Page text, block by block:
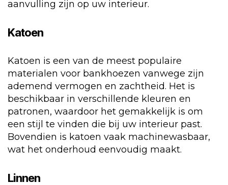
aanvulling zijn op uw interieur.
Katoen
Katoen is een van de meest populaire
materialen voor bankhoezen vanwege zijn
ademend vermogen en zachtheid. Het is
beschikbaar in verschillende kleuren en
patronen, waardoor het gemakkelijk is om
een stijl te vinden die bij uw interieur past.
Bovendien is katoen vaak machinewasbaar,
wat het onderhoud eenvoudig maakt.
Linnen